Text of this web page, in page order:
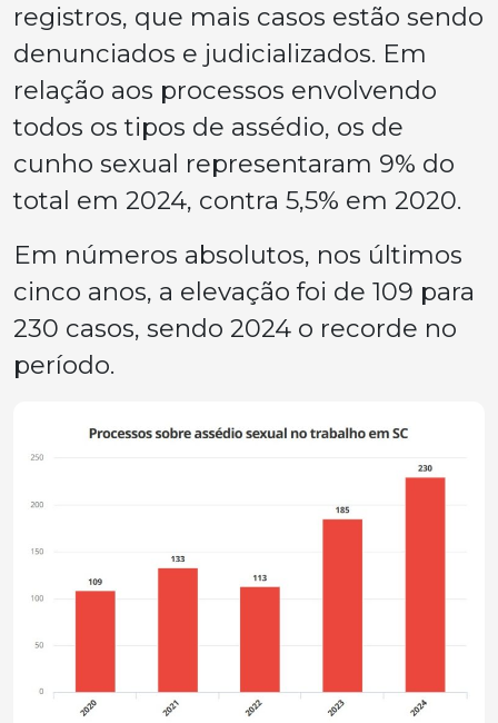
registros, que mais casos estão sendo
denunciados e judicializados. Em
relação aos processos envolvendo
todos os tipos de assédio, os de
cunho sexual representaram 9% do
total em 2024, contra 5,5% em 2020.
Em números absolutos, nos últimos
cinco anos, a elevação foi de 109 para
230 casos, sendo 2024 o recorde no
período.